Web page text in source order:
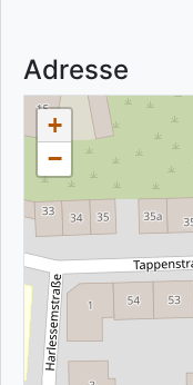
Adresse
+
−